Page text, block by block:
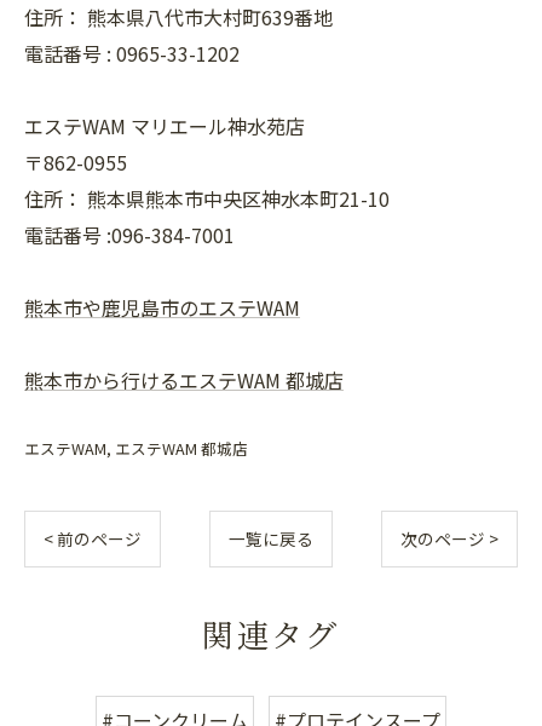
住所： 熊本県八代市大村町639番地
電話番号 : 0965-33-1202
エステWAM マリエール神水苑店
〒862-0955
住所： 熊本県熊本市中央区神水本町21-10
電話番号 :096-384-7001
熊本市や鹿児島市のエステWAM
熊本市から行けるエステWAM 都城店
エステWAM エステWAM 都城店
< 前のページ 一覧に戻る 次のページ >
関連タグ
#コーンクリーム #プロテインスープ